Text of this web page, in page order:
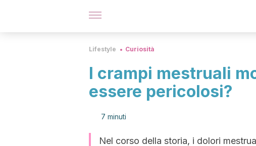
Lifestyle Curiosità
I crampi mestruali
essere pericolosi?
7 minuti
Nel corso della storia, i dolori